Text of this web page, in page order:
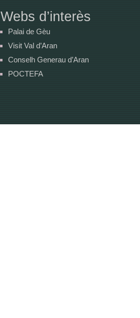
Webs d’interès
Palai de Gèu
Visit Val d’Aran
Conselh Generau d’Aran
POCTEFA